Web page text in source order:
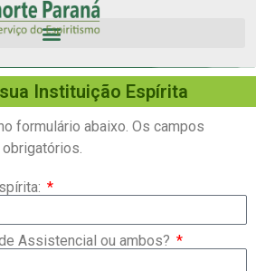
Instituição Espírita
formulário abaixo. Os campos
Assistencial ou ambos?